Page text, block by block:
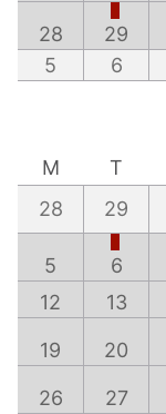
28 29
5
6
M
T
28
29
5 6
12
13
19 20
26 27